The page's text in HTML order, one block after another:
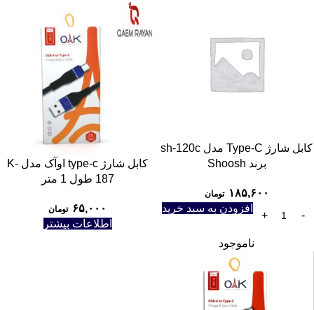
کابل شارژ Type-C مدل sh-120c
برند Shoosh
۱۸۵,۶۰۰ تومان
افزودن به سبد خرید
کابل شارژ type-c اوآک مدل K-
187 طول 1 متر
۶۵,۰۰۰ تومان
اطلاعات بیشتر
ناموجود